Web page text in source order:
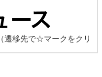
（遷移先で☆マークをクリ